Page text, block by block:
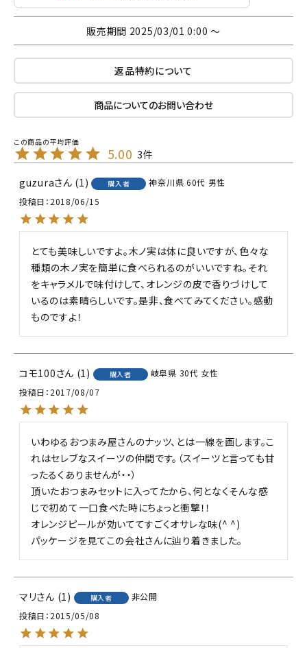
販売期間 2025/03/01 0:00 〜
返品特約について
商品についてのお問い合わせ
5.00 3
guzura 1 購入者 神奈川県 60代 男性
投稿日 2018/06/15
とても美味しいですよ。木ノ実は体に良いですが、色々な
種類の木ノ実を簡単に食べられるのがいいですね。それ
をキャラメルで味付けして、オレンジの皮で香りづけして
いるのは素晴らしいです。是非、食べてみてください。感動
ものですよ！
コモ100 1 購入者 岐阜県 30代 女性
投稿日 2017/08/07
いわゆるおつまみ屋さんのナッツ、とは一線を画します。こ
れはセレブなスイーツの仲間です。（スイーツと言っても甘
ったるくありませんが・・）
頂いたおつまみセットに入ってたから、何となくそんな感
じで初めて一口食べた時にちょっと衝撃！！
オレンジピールが効いててすごくオサレな味(^ ^)
パッケージを見てこの会社さんに辿り着きました。
マリ 1 購入者
非公開
投稿日 2015/05/08